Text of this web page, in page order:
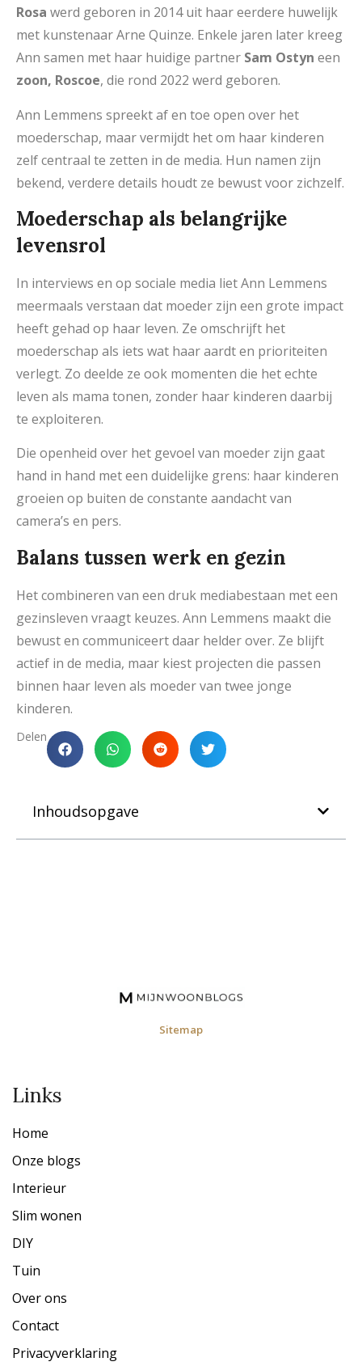
Rosa werd geboren in 2014 uit haar eerdere huwelijk
met kunstenaar Arne Quinze. Enkele jaren later kreeg
Ann samen met haar huidige partner Sam Ostyn een
zoon, Roscoe, die rond 2022 werd geboren.
Ann Lemmens spreekt af en toe open over het
moederschap, maar vermijdt het om haar kinderen
zelf centraal te zetten in de media. Hun namen zijn
bekend, verdere details houdt ze bewust voor zichzelf.
Moederschap als belangrijke
levensrol
In interviews en op sociale media liet Ann Lemmens
meermaals verstaan dat moeder zijn een grote impact
heeft gehad op haar leven. Ze omschrijft het
moederschap als iets wat haar aardt en prioriteiten
verlegt. Zo deelde ze ook momenten die het echte
leven als mama tonen, zonder haar kinderen daarbij
te exploiteren.
Die openheid over het gevoel van moeder zijn gaat
hand in hand met een duidelijke grens: haar kinderen
groeien op buiten de constante aandacht van
camera’s en pers.
Balans tussen werk en gezin
Het combineren van een druk mediabestaan met een
gezinsleven vraagt keuzes. Ann Lemmens maakt die
bewust en communiceert daar helder over. Ze blijft
actief in de media, maar kiest projecten die passen
binnen haar leven als moeder van twee jonge
kinderen.
Delen
Inhoudsopgave
Sitemap
Links
Home
Onze blogs
Interieur
Slim wonen
DIY
Tuin
Over ons
Contact
Privacyverklaring